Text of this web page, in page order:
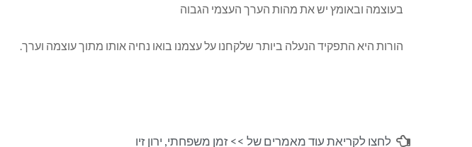
בעוצמה ובאומץ יש את מהות הערך העצמי הגבוה
הורות היא התפקיד הנעלה ביותר שלקחנו על עצמנו בואו נחיה אותו מתוך עוצמה וערך.
לחצו לקריאת עוד מאמרים של >>זמן משפחתי, ירון זיו